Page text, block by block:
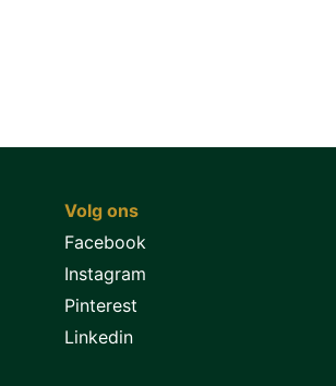
Volg ons
Facebook
Instagram
Pinterest
Linkedin